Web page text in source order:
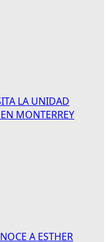
LA UNIDAD
MONTERREY
A ESTHER